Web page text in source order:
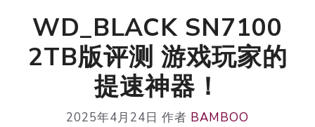
WD_BLACK SN7100
2TB版评测 游戏玩家的
提速神器！
2025年4月24日 作者 BAMBOO